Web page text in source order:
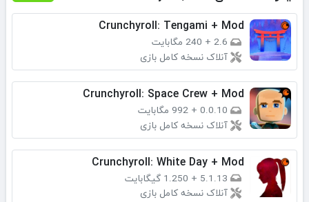
Crunchyroll: Tengami + Mod
2.6
+ 240 مگابایت
آنلاک نسخه کامل بازی
Crunchyroll: Space Crew + Mod
0.0.10
+ 992 مگابایت
آنلاک نسخه کامل بازی
Crunchyroll: White Day + Mod
5.1.13
+ 1.250 گیگابایت
آنلاک نسخه کامل بازی